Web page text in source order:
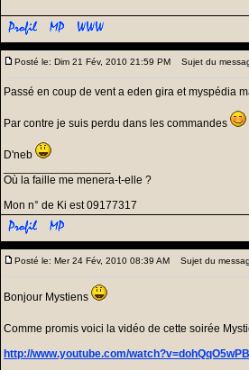
Posté le: Dim 21 Fév, 2010 21:59 PM Sujet du
Passé en coup de vent a eden gira et myspédia
Par contre je suis perdu dans les commandes
D'neb
Où la faille me menera-t-elle ?
Mon n° de Ki est 09177317
Posté le: Mer 24 Fév, 2010 08:39 AM Sujet du
Bonjour Mystiens
Comme promis voici la vidéo de cette soirée
http://www.youtube.com/